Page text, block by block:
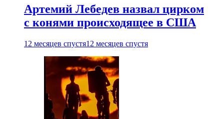
Артемий Лебедев назвал цирком
с конями происходящее в США
12 месяцев спустя12 месяцев спустя